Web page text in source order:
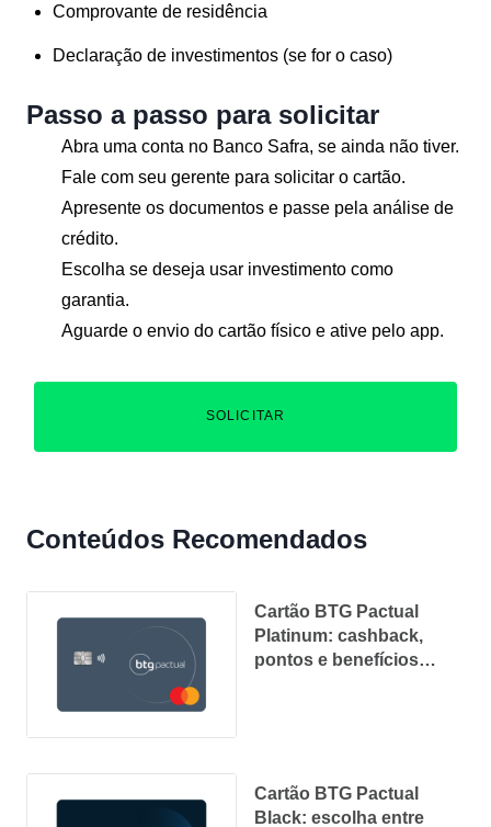
Comprovante de residência
Declaração de investimentos (se for o caso)
Passo a passo para solicitar
Abra uma conta no Banco Safra, se ainda não tiver.
Fale com seu gerente para solicitar o cartão.
Apresente os documentos e passe pela análise de
crédito.
Escolha se deseja usar investimento como
garantia.
Aguarde o envio do cartão físico e ative pelo app.
SOLICITAR
Conteúdos Recomendados
Cartão BTG Pactual
Platinum: cashback,
pontos e benefícios
Cartão BTG Pactual
Black: escolha entre